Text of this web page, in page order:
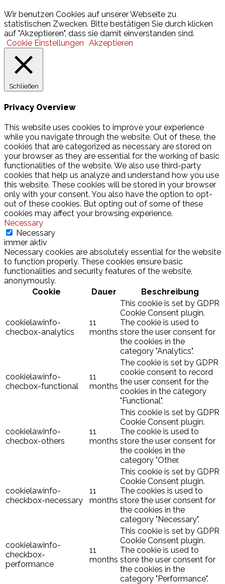
Wir benutzen Cookies auf unserer Webseite zu
statistischen Zwecken. Bitte bestätigen Sie durch klicken
auf "Akzeptieren", dass sie damit einverstanden sind.
Cookie Einstellungen Akzeptieren
Schließen
Privacy Overview
This website uses cookies to improve your experience
while you navigate through the website. Out of these, the
cookies that are categorized as necessary are stored on
your browser as they are essential for the working of basic
functionalities of the website. We also use third-party
cookies that help us analyze and understand how you use
this website. These cookies will be stored in your browser
only with your consent. You also have the option to opt-
out of these cookies. But opting out of some of these
cookies may affect your browsing experience.
Necessary
Necessary
immer aktiv
Necessary cookies are absolutely essential for the website
to function properly. These cookies ensure basic
functionalities and security features of the website,
anonymously.
Cookie
Dauer Beschreibung
cookielawinfo-
checbox-analytics
11
months
This cookie is set by GDPR
Cookie Consent plugin.
The cookie is used to
store the user consent for
the cookies in the
category "Analytics".
cookielawinfo-
checbox-functional
11
months
The cookie is set by GDPR
cookie consent to record
the user consent for the
cookies in the category
"Functional".
cookielawinfo-
checbox-others
11
months
This cookie is set by GDPR
Cookie Consent plugin.
The cookie is used to
store the user consent for
the cookies in the
category "Other.
cookielawinfo-
checkbox-necessary
11
months
This cookie is set by GDPR
Cookie Consent plugin.
The cookies is used to
store the user consent for
the cookies in the
category "Necessary".
cookielawinfo-
checkbox-
performance
11
months
This cookie is set by GDPR
Cookie Consent plugin.
The cookie is used to
store the user consent for
the cookies in the
category "Performance".